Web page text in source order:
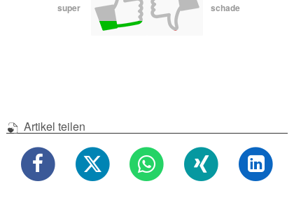
super schade
Artikel teilen